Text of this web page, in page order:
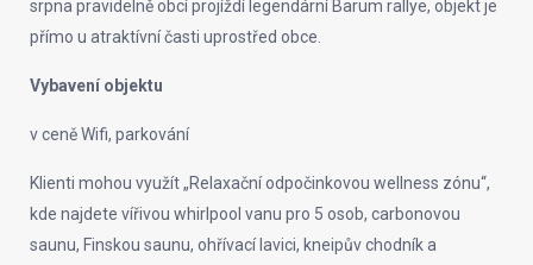
srpna pravidelně obcí projíždí legendární Barum rallye, objekt je
přímo u atraktívní časti uprostřed obce.
Vybavení objektu
v ceně Wifi, parkování
Klienti mohou využít „Relaxační odpočinkovou wellness zónu“,
kde najdete vířivou whirlpool vanu pro 5 osob, carbonovou
saunu, Finskou saunu, ohřívací lavici, kneipův chodník a